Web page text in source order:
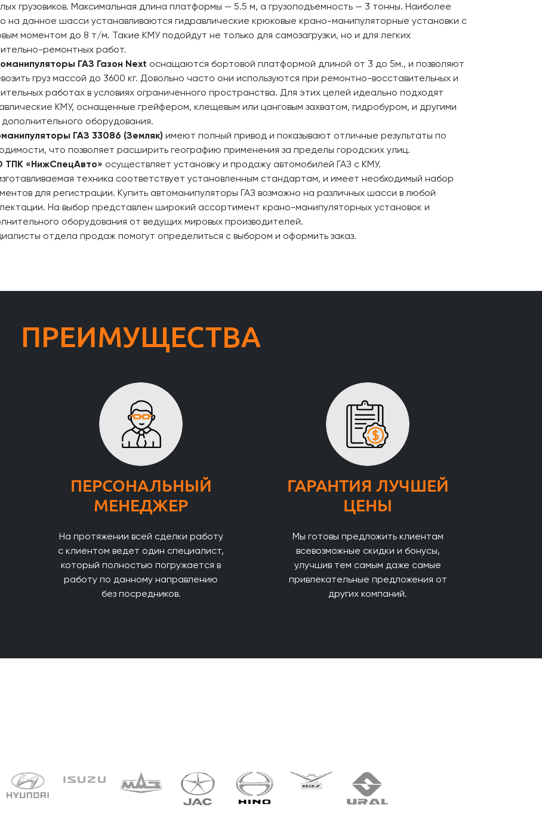
грузовиков. Максимальная длина платформы — 5.5 м, а грузоподъемность — 3 тонны. Наиболее
на данное шасси устанавливаются гидравлические крюковые крано-манипуляторные установки с
моментом до 8 т/м. Такие КМУ подойдут не только для самозагрузки, но и для легких
ремонтных работ.
ГАЗ Газон Next оснащаются бортовой платформой длиной от 3 до 5м., и позволяют
груз массой до 3600 кг. Довольно часто они используются при ремонтно-восставительных и
работах в условиях ограниченного пространства. Для этих целей идеально подходят
КМУ, оснащенные грейфером, клещевым или цанговым захватом, гидробуром, и другими
оборудования.
ГАЗ 33086 (Земляк) имеют полный привод и показывают отличные результаты по
что позволяет расширить географию применения за пределы городских улиц.
«НижСпецАвто» осуществляет установку и продажу автомобилей ГАЗ с КМУ.
техника соответствует установленным стандартам, и имеет необходимый набор
для регистрации. Купить автоманипуляторы ГАЗ возможно на различных шасси в любой
На выбор представлен широкий ассортимент крано-манипуляторных установок и
оборудования от ведущих мировых производителей.
отдела продаж помогут определиться с выбором и оформить заказ.
ПРЕИМУЩЕСТВА
ПЕРСОНАЛЬНЫЙ
МЕНЕДЖЕР
На протяжении всей сделки работу
с клиентом ведет один специалист,
который полностью погружается в
работу по данному направлению
без посредников.
ГАРАНТИЯ ЛУЧШЕЙ
ЦЕНЫ
Мы готовы предложить клиентам
всевозможные скидки и бонусы,
улучшив тем самым даже самые
привлекательные предложения от
других компаний.